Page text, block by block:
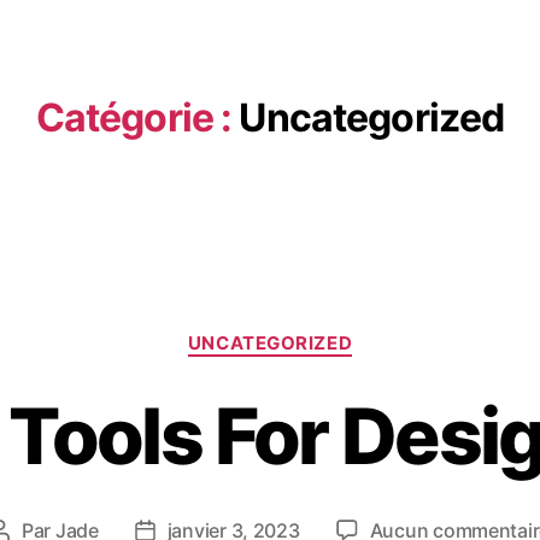
Catégorie : Uncategorized
UNCATEGORIZED
For
Par Jade janvier 3, 2023 Aucun